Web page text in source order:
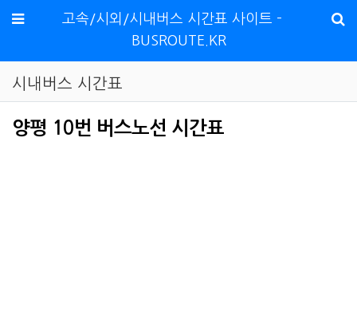
메뉴
고속/시외/시내버스 시간표 사이트 -
BUSROUTE.KR
시내버스 시간표
양평 10번 버스노선 시간표